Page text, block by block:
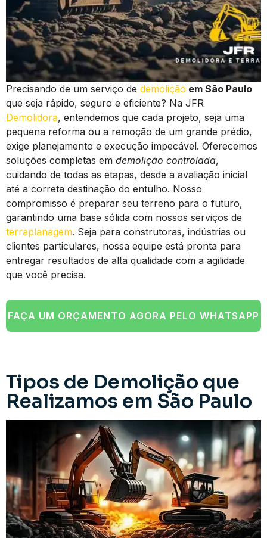
Precisando de um serviço de demolição em São Paulo
que seja rápido, seguro e eficiente? Na JFR
Demolidora, entendemos que cada projeto, seja uma
pequena reforma ou a remoção de um grande prédio,
exige planejamento e execução impecável. Oferecemos
soluções completas em demolição controlada,
cuidando de todas as etapas, desde a avaliação inicial
até a correta destinação do entulho. Nosso
compromisso é preparar seu terreno para o futuro,
garantindo uma base sólida com nossos serviços de
terraplanagem. Seja para construtoras, indústrias ou
clientes particulares, nossa equipe está pronta para
entregar resultados de alta qualidade com a agilidade
que você precisa.
FAÇA UM ORÇAMENTO AGORA PELO WHATSAPP
Tipos de Demolição que
Realizamos em São Paulo